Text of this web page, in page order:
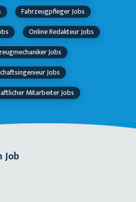
Fahrzeugpfleger Jobs
Online Redakteur Jobs
Jobs
Jobs
Mitarbeiter Jobs